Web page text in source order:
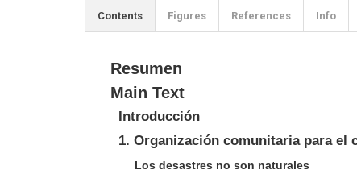
Resumen
Main Text
Introducción
1. Organización comunitaria para el
Los desastres no son naturales
Contents Figures References Info